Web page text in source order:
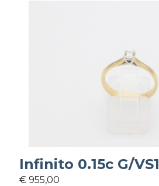
Infinito 0.15c G/VS1
€ 955,00